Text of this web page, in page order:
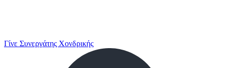
Γίνε Συνεργάτης Χονδρικής